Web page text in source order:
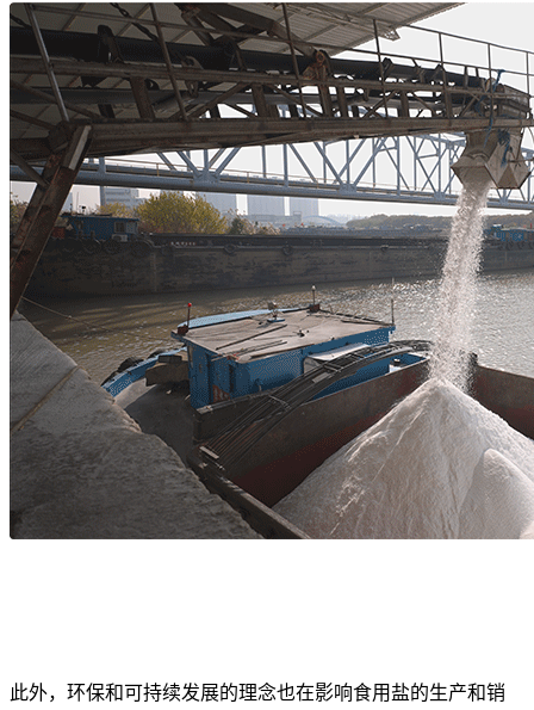
此外，环保和可持续发展的理念也在影响食用盐的生产和销